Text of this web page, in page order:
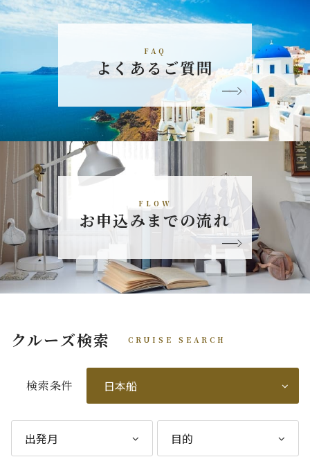
FAQ
よくあるご質問
FLOW
お申込みまでの流れ
クルーズ検索 CRUISE SEARCH
検索条件